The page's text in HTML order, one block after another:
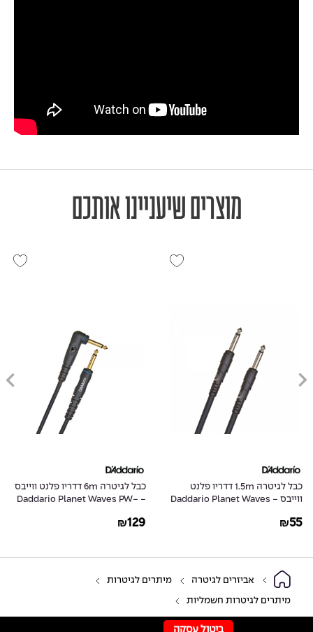
מוצרים שיעניינו אותכם
כבל לגיטרה 1.5m דדריו פלנט
ווייבס - Daddario Planet Waves
₪55
כבל לגיטרה 6m דדריו פלנט ווייבס
- Daddario Planet Waves PW-
₪129
אביזרים לגיטרה מיתרים לגיטרות
מיתרים לגיטרות חשמליות